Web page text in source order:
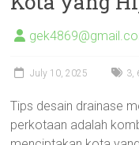
July 10, 2025 3,
Tips desain drainase
perkotaan adalah